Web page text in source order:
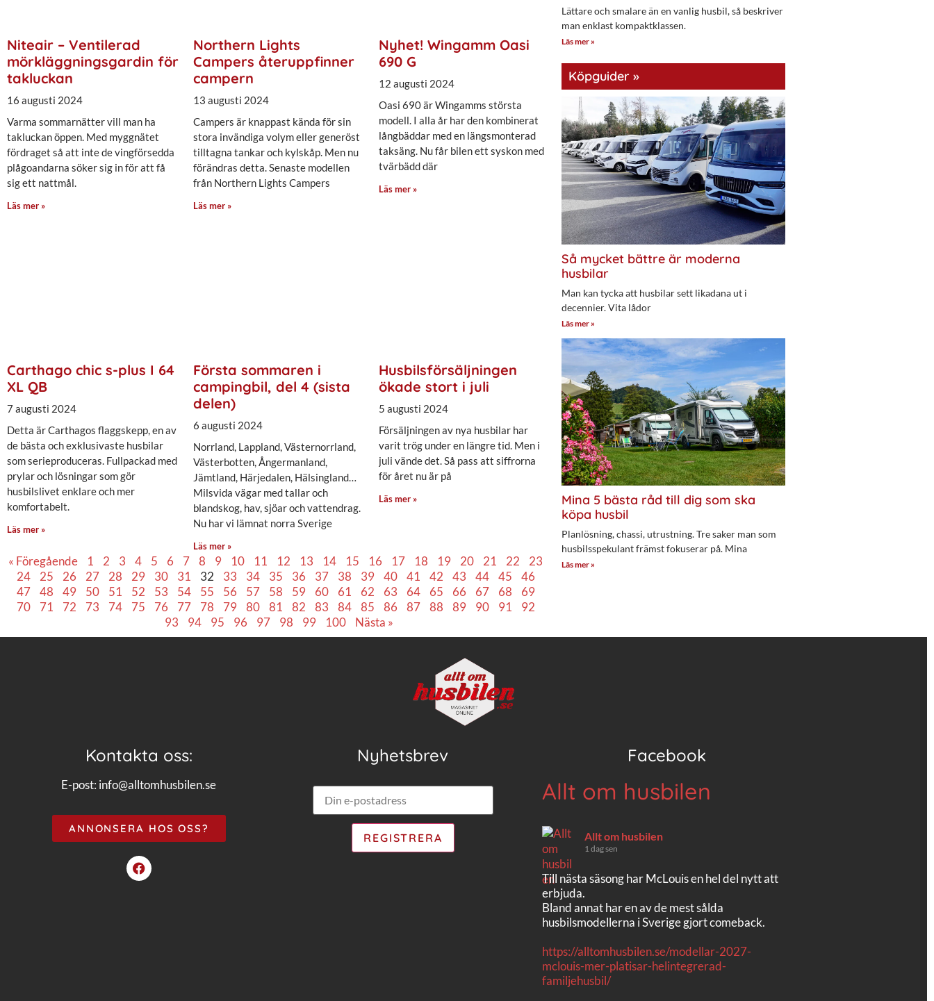
Niteair – Ventilerad
mörkläggningsgardin för
takluckan
16 augusti 2024
Varma sommarnätter vill man ha
takluckan öppen. Med myggnätet
fördraget så att inte de vingförsedda
plågoandarna söker sig in för att få
sig ett nattmål.
Läs mer »
Northern Lights
Campers återuppfinner
campern
13 augusti 2024
Campers är knappast kända för sin
stora invändiga volym eller generöst
tilltagna tankar och kylskåp. Men nu
förändras detta. Senaste modellen
från Northern Lights Campers
Läs mer »
Nyhet! Wingamm Oasi
690 G
12 augusti 2024
Oasi 690 är Wingamms största
modell. I alla år har den kombinerat
långbäddar med en längsmonterad
taksäng. Nu får bilen ett syskon med
tvärbädd där
Läs mer »
Carthago chic s-plus I 64
XL QB
7 augusti 2024
Detta är Carthagos flaggskepp, en av
de bästa och exklusivaste husbilar
som serieproduceras. Fullpackad med
prylar och lösningar som gör
husbilslivet enklare och mer
komfortabelt.
Läs mer »
Första sommaren i
campingbil, del 4 (sista
delen)
6 augusti 2024
Norrland, Lappland, Västernorrland,
Västerbotten, Ångermanland,
Jämtland, Härjedalen, Hälsingland…
Milsvida vägar med tallar och
blandskog, hav, sjöar och vattendrag.
Nu har vi lämnat norra Sverige
Läs mer »
Husbilsförsäljningen
ökade stort i juli
5 augusti 2024
Försäljningen av nya husbilar har
varit trög under en längre tid. Men i
juli vände det. Så pass att siffrorna
för året nu är på
Läs mer »
« Föregående 1 2 3 4 5 6 7 8 9 10 11 12 13 14 15 16 17 18 19 20 21 22
23
24
25 26 27 28 29 30 31 32 33 34 35 36 37 38 39 40 41 42 43 44 45
46
47
48 49 50 51 52 53 54 55 56 57 58 59 60 61 62 63 64 65 66 67 68
69
70
71 72 73 74 75 76 77 78 79 80 81 82 83 84 85 86 87 88 89 90 91
92
93
94 95 96 97 98 99 100 Nästa »
Lättare och smalare än en vanlig husbil, så beskriver
man enklast kompaktklassen.
Läs mer »
Köpguider »
Så mycket bättre är moderna
husbilar
Man kan tycka att husbilar sett likadana ut i
decennier. Vita lådor
Läs mer »
Mina 5 bästa råd till dig som ska
köpa husbil
Planlösning, chassi, utrustning. Tre saker man som
husbilsspekulant främst fokuserar på. Mina
Läs mer »
Kontakta oss:
E-post: info@alltomhusbilen.se
ANNONSERA HOS OSS?
Nyhetsbrev Facebook
Allt om husbilen
Allt om husbilen
1 dag sen
Till nästa säsong har McLouis en hel del nytt att
erbjuda.
Bland annat har en av de mest sålda
husbilsmodellerna i Sverige gjort comeback.
https://alltomhusbilen.se/modellar-2027-
mclouis-mer-platisar-helintegrerad-
familjehusbil/